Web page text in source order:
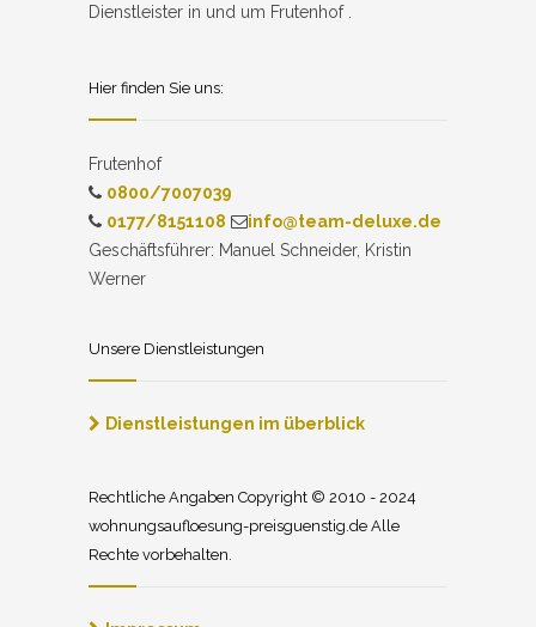
Dienstleister in und um Frutenhof .
Hier finden Sie uns:
Frutenhof
0800/7007039
0177/8151108
info@team-deluxe.de
Geschäftsführer: Manuel Schneider, Kristin
Werner
Unsere Dienstleistungen
Dienstleistungen im überblick
Rechtliche Angaben Copyright © 2010 - 2024
wohnungsaufloesung-preisguenstig.de Alle
Rechte vorbehalten.